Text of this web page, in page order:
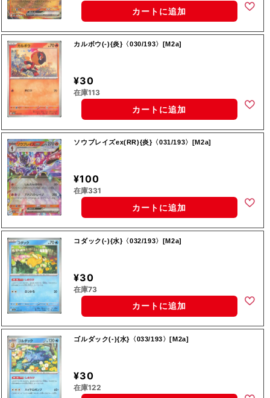
カートに追加
カルボウ(-){炎}〈030/193〉[M2a]
¥30
在庫113
カートに追加
ソウブレイズex(RR){炎}〈031/193〉[M2a]
¥100
在庫331
カートに追加
コダック(-){水}〈032/193〉[M2a]
¥30
在庫73
カートに追加
ゴルダック(-){水}〈033/193〉[M2a]
¥30
在庫122